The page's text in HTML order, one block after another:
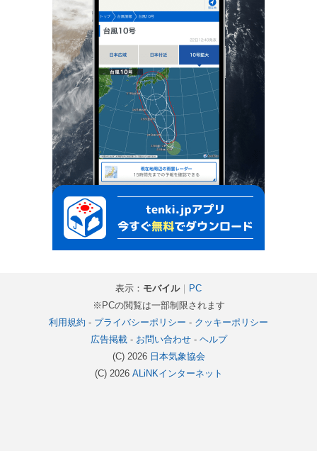
表示： モバイル｜
PC
※PCの閲覧は一部制限されます
利用規約 - プライバシーポリシー - クッキーポリシー
広告掲載- お問い合わせ- ヘルプ
(C) 2026 日本気象協会
(C) 2026 ALiNKインターネット